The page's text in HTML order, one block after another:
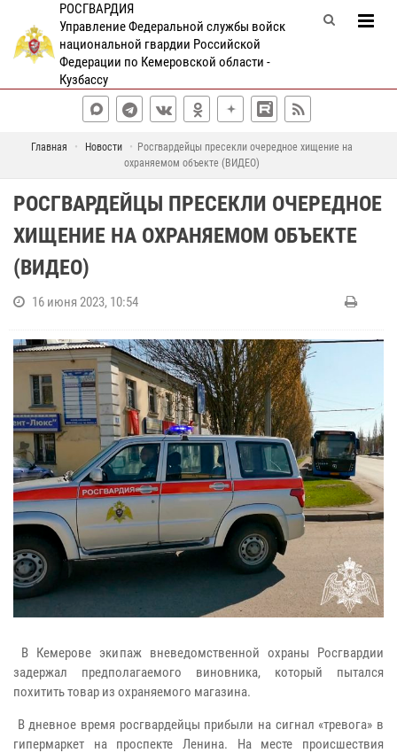
РОСГВАРДИЯ
Управление Федеральной службы войск
национальной гвардии Российской
Федерации по Кемеровской области -
Кузбассу
Главная Новости
Росгвардейцы пресекли очередное хищение на
охраняемом объекте (ВИДЕО)
РОСГВАРДЕЙЦЫ ПРЕСЕКЛИ ОЧЕРЕДНОЕ
ХИЩЕНИЕ НА ОХРАНЯЕМОМ ОБЪЕКТЕ
(ВИДЕО)
16 июня 2023, 10:54
В Кемерове экипаж вневедомственной охраны Росгвардии
задержал предполагаемого виновника, который пытался
похитить товар из охраняемого магазина.
В дневное время росгвардейцы прибыли на сигнал «тревога» в
гипермаркет на проспекте Ленина. На месте происшествия